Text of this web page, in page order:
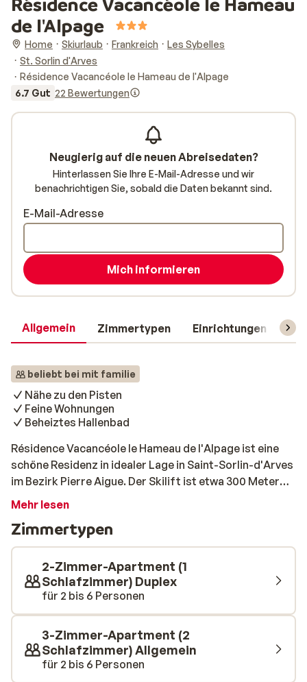
de l'Alpage
Home Skiurlaub Frankreich
Les Sybelles
St. Sorlin d'Arves
Résidence Vacancéole le Hameau de l'Alpage
6.7 Gut 22 Bewertungen
Allgemein Zimmertypen Einrichtungen
beliebt bei mit familie
Nähe zu den Pisten
Feine Wohnungen
Beheiztes Hallenbad
Résidence Vacancéole le Hameau de l'Alpage ist eine
schöne Residenz in idealer Lage in Saint-Sorlin-d'Arves
im Bezirk Pierre Aigue. Der Skilift ist etwa 300 Meter
entfernt und kann leicht zu Fuß erreicht werden.
die Ihren Aufenthalt angenehm machen. Sie verfügen
über eine Küche, ein gemütliches Wohnzimmer, ein
Schlafzimmer und ein Badezimmer sowie einen Balkon.
Wenn Sie nach einem Tag auf der Piste ein Bad nehmen
möchten, können Sie dies im beheizten Hallenbad tun.
Mehr lesen
Zimmertypen
2-Zimmer-Apartment (1
Schlafzimmer) Duplex
für 2 bis 6 Personen
3-Zimmer-Apartment (2
Schlafzimmer) Allgemein
für 2 bis 6 Personen
Neugierig auf die neuen Abreisedaten?
Hinterlassen Sie Ihre E-Mail-Adresse und wir
benachrichtigen Sie, sobald die Daten bekannt sind.
E-Mail-Adresse
Mich informieren